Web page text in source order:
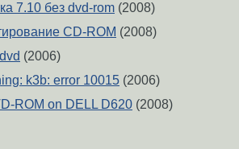
7.10 без dvd-rom (2008)
CD-ROM (2008)
(2006)
k3b: error 10015 (2006)
ROM on DELL D620 (2008)